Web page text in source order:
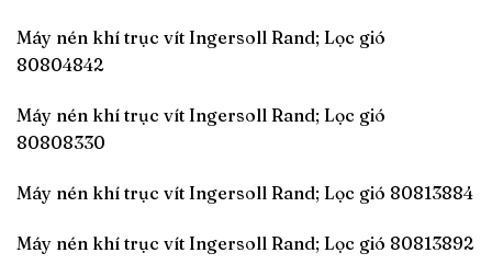
Máy nén khí trục vít Ingersoll Rand; Lọc gió
80804842
Máy nén khí trục vít Ingersoll Rand; Lọc gió
80808330
Máy nén khí trục vít Ingersoll Rand; Lọc gió 80813884
Máy nén khí trục vít Ingersoll Rand; Lọc gió 80813892